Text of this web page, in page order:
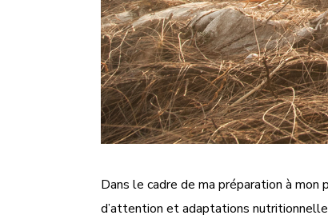
Dans le cadre de ma préparation à
d’attention et adaptations